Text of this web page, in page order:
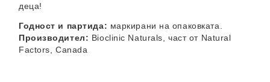
деца!
Годност и партида: маркирани на опаковката.
Производител: Bioclinic Naturals,част от Natural
Factors, Canada